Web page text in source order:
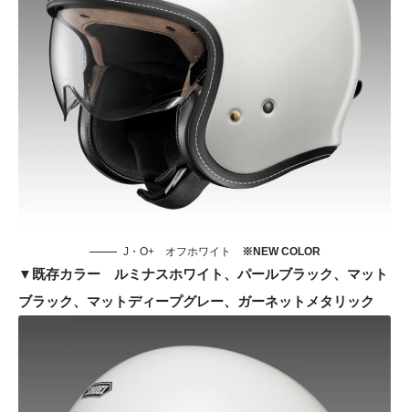
J・O+ オフホワイト ※NEW COLOR
▼既存カラー ルミナスホワイト、パールブラック、マット
ブラック、マットディープグレー、ガーネットメタリック